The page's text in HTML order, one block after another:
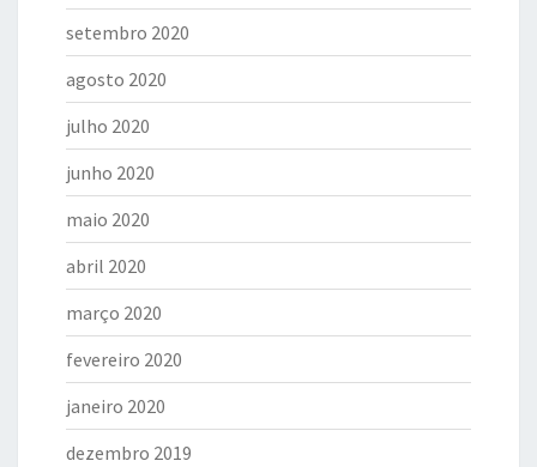
setembro 2020
agosto 2020
julho 2020
junho 2020
maio 2020
abril 2020
março 2020
fevereiro 2020
janeiro 2020
dezembro 2019